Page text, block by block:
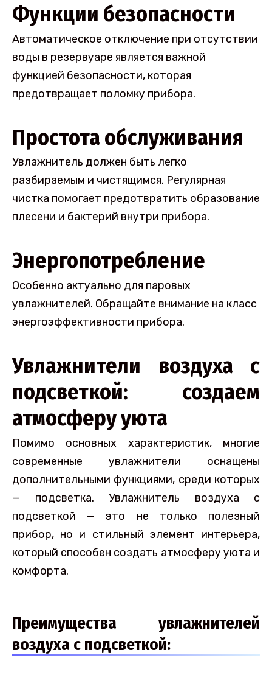
Функции безопасности
Автоматическое отключение при отсутствии
воды в резервуаре является важной
функцией безопасности, которая
предотвращает поломку прибора.
Простота обслуживания
Увлажнитель должен быть легко
разбираемым и чистящимся. Регулярная
чистка помогает предотвратить образование
плесени и бактерий внутри прибора.
Энергопотребление
Особенно актуально для паровых
увлажнителей. Обращайте внимание на класс
энергоэффективности прибора.
Увлажнители воздуха с
подсветкой: создаем
атмосферу уюта
Помимо основных характеристик, многие
современные увлажнители оснащены
дополнительными функциями, среди которых
— подсветка. Увлажнитель воздуха с
подсветкой — это не только полезный
прибор, но и стильный элемент интерьера,
который способен создать атмосферу уюта и
комфорта.
Преимущества увлажнителей
воздуха с подсветкой: